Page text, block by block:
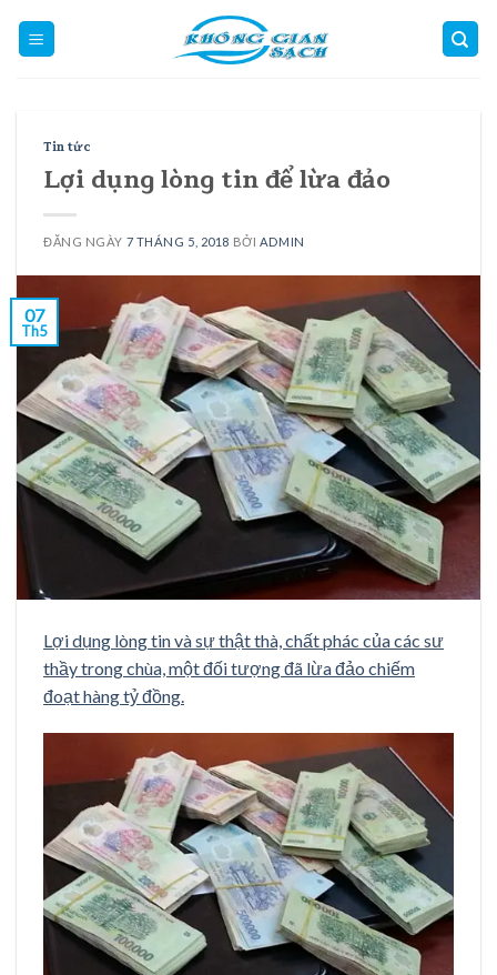
Tin tức
Lợi dụng lòng tin để lừa đảo
ĐĂNG NGÀY 7 THÁNG 5, 2018 BỞI ADMIN
07
Th5
Lợi dụng lòng tin và sự thật thà, chất phác của các sư
thầy trong chùa, một đối tượng đã lừa đảo chiếm
đoạt hàng tỷ đồng.